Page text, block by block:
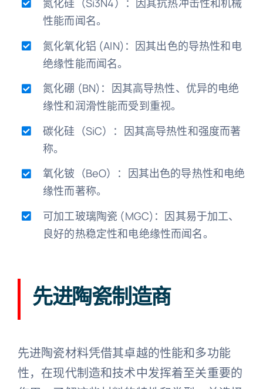
氮化硅（Si3N4）：因其抗热冲击性和机械
性能而闻名。
氮化氧化铝 (AlN)：因其出色的导热性和电
绝缘性能而闻名。
氮化硼 (BN)：因其高导热性、优异的电绝
缘性和润滑性能而受到重视。
碳化硅（SiC）：因其高导热性和强度而著
称。
氧化铍（BeO）：因其出色的导热性和电绝
缘性而著称。
可加工玻璃陶瓷 (MGC)：因其易于加工、
良好的热稳定性和电绝缘性而闻名。
先进陶瓷制造商
先进陶瓷材料凭借其卓越的性能和多功能
性，在现代制造和技术中发挥着至关重要的